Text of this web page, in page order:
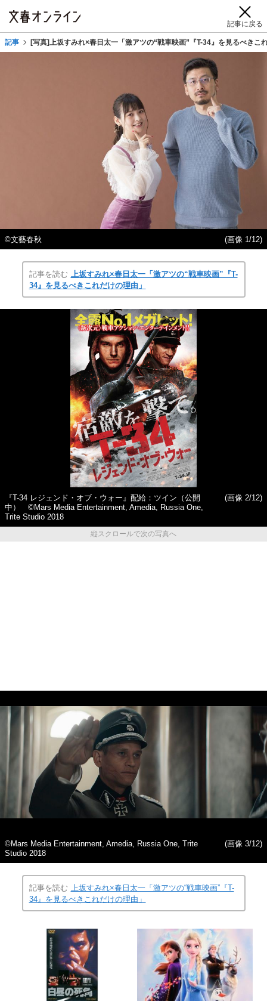
記事に戻る
記事 [写真]上坂すみれ×春日太一「激アツの“戦車映画”『T-34』を見るべきこ
©文藝春秋 (画像 1/12)
記事を読む
上坂すみれ×春日太一「激アツの“戦車映画”『T-
34』を見るべきこれだけの理由」
『T-34 レジェンド・オブ・ウォー』配給：ツイン（公開
中） ©Mars Media Entertainment, Amedia, Russia One,
Trite Studio 2018
(画像 2/12)
縦スクロールで次の写真へ
©Mars Media Entertainment, Amedia, Russia One, Trite
Studio 2018
(画像 3/12)
記事を読む
上坂すみれ×春日太一「激アツの“戦車映画”『T-
34』を見るべきこれだけの理由」